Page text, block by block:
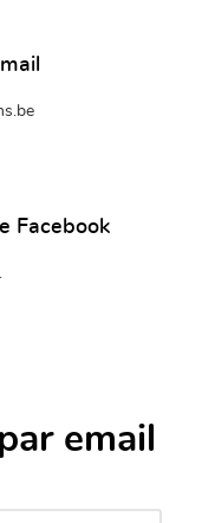
Facebook
email